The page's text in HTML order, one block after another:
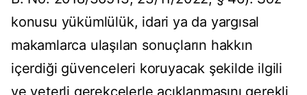
konusu yükümlülük, idari ya da yargısal
makamlarca ulaşılan sonuçların hakkın
içerdiği güvenceleri koruyacak şekilde ilgili